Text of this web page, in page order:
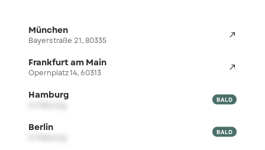
München 
Bayerstraße 21, 80335
Frankfurt am Main 
Opernplatz 14, 60313
Hamburg 
BALD
Berlin 
BALD